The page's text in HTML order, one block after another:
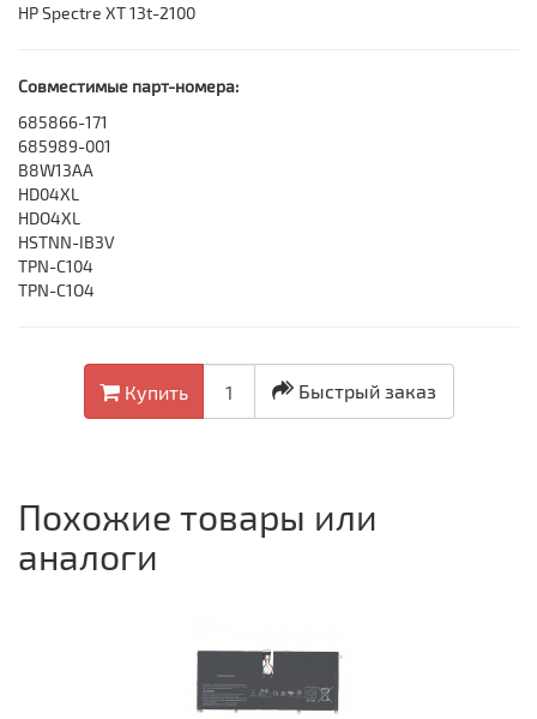
HP Spectre XT 13t-2100
Совместимые парт-номера:
685866-171
685989-001
B8W13AA
HD04XL
HDO4XL
HSTNN-IB3V
TPN-C104
TPN-C1O4
Купить Быстрый заказ
Похожие товары или
аналоги